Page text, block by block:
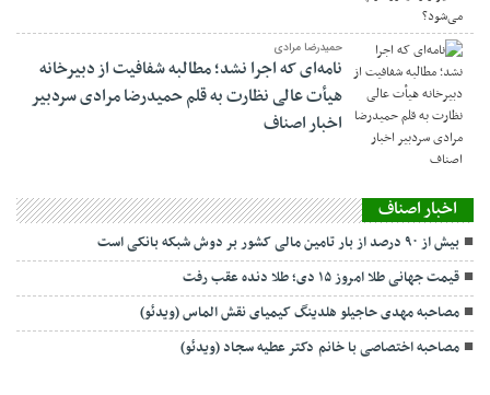
حمیدرضا مرادی
نامه‌ای که اجرا نشد؛ مطالبه شفافیت از دبیرخانه
هیأت عالی نظارت به قلم حمیدرضا مرادی سردبیر
اخبار اصناف
اخبار اصناف
بیش از ۹۰ درصد از بار تامین مالی کشور بر دوش شبکه بانکی است
قیمت جهانی طلا امروز ۱۵ دی؛ طلا دنده عقب رفت
مصاحبه مهدی حاجیلو هلدینگ کیمیای نقش الماس (ویدئو)
مصاحبه اختصاصی با خانم دکتر عطیه سجاد (ویدئو)